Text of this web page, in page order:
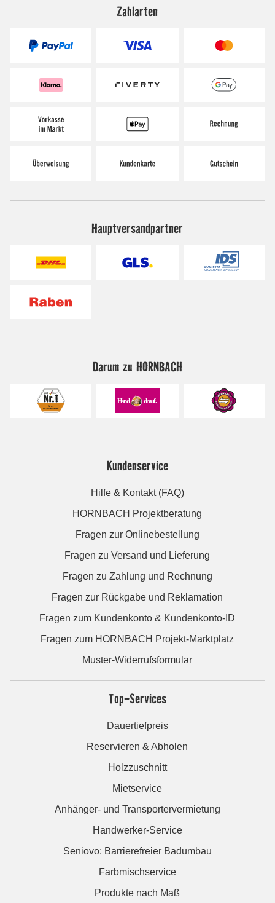
Zahlarten
Hauptversandpartner
Darum zu HORNBACH
Kundenservice
Hilfe & Kontakt (FAQ)
HORNBACH Projektberatung
Fragen zur Onlinebestellung
Fragen zu Versand und Lieferung
Fragen zu Zahlung und Rechnung
Fragen zur Rückgabe und Reklamation
Fragen zum Kundenkonto & Kundenkonto-ID
Fragen zum HORNBACH Projekt-Marktplatz
Muster-Widerrufsformular
Top-Services
Dauertiefpreis
Reservieren & Abholen
Holzzuschnitt
Mietservice
Anhänger- und Transportervermietung
Handwerker-Service
Seniovo: Barrierefreier Badumbau
Farbmischservice
Produkte nach Maß